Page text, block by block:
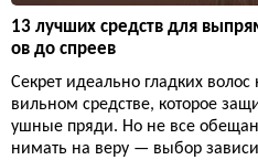
13 лучших средств для
ов до спреев
Секрет идеально гладких
вильном средстве, которое
ушные пряди. Но не все
нимать на веру — выбор